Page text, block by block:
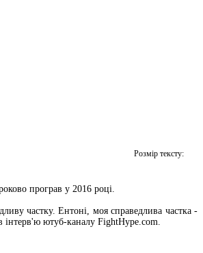
Розмір тексту:
програв у 2016 році.
частку. Ентоні, моя справедлива частка -
ютуб-каналу FightHype.com.